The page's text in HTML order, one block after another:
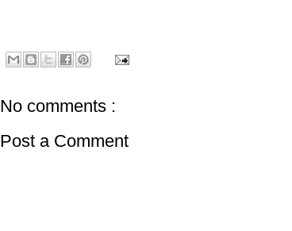
No comments :
Post a Comment